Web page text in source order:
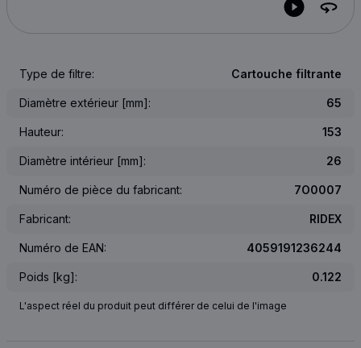
Type de filtre: Cartouche filtrante
Diamètre extérieur [mm]: 65
Hauteur: 153
Diamètre intérieur [mm]: 26
Numéro de pièce du fabricant: 7O0007
Fabricant: RIDEX
Numéro de EAN: 4059191236244
Poids [kg]: 0.122
L'aspect réel du produit peut différer de celui de l'image